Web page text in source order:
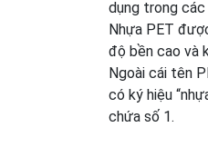
dụng trong các
Nhựa PET
độ bền cao và
Ngoài cái tên
có ký hiệu
chứa số 1.